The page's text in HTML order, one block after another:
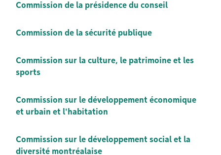
Commission de la présidence du conseil
Commission de la sécurité publique
Commission sur la culture, le patrimoine et les
sports
Commission sur le développement économique
et urbain et l'habitation
Commission sur le développement social et la
diversité montréalaise